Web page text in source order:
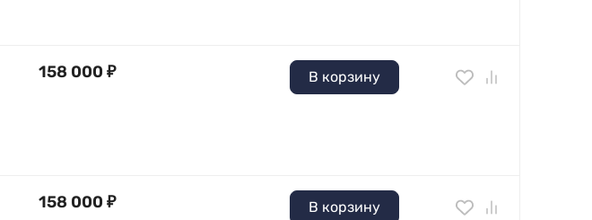
158 000 ₽ В корзину
158 000 ₽ В корзину